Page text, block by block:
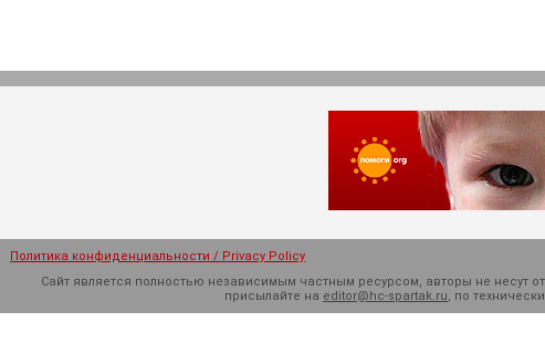
Политика конфиденциальности / Privacy Policy
Сайт является полностью независимым частным ресурсом, авторы не несут
присылайте на editor@hc-spartak.ru, по